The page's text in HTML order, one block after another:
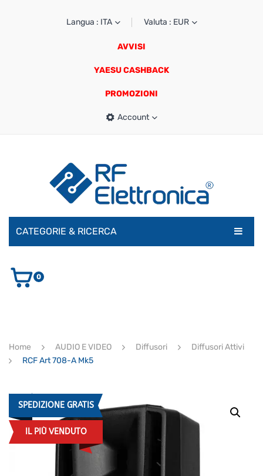
Langua : ITA Valuta : EUR
AVVISI
YAESU CASHBACK
PROMOZIONI
Account
CATEGORIE & RICERCA
AUDIO E VIDEO
ULTIMI ARRIVI
0
Home AUDIO E VIDEO Diffusori
Diffusori Attivi
RCF Art 708-A Mk5
SPEDIZIONE GRATIS
IL PIÙ VENDUTO